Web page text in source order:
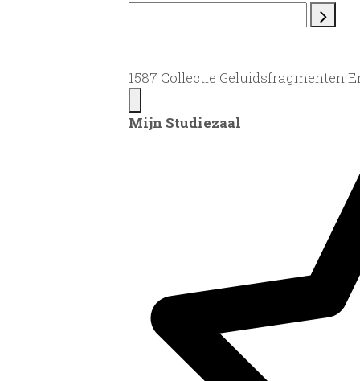
1587 Collectie Geluidsfragmenten
Mijn Studiezaal